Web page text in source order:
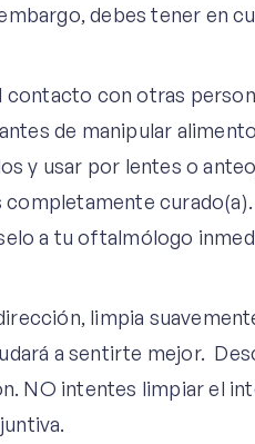
debes tener en
contacto con otras
de manipular
​​y usar por lentes o
completamente
a tu oftalmólogo
limpia
a sentirte mejor.
NO intentes limpiar el